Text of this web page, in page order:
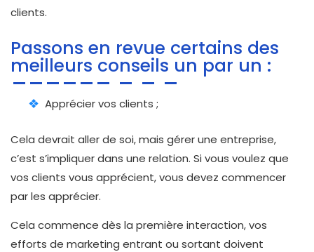
clients.
Passons en revue certains des
meilleurs conseils un par un :
Apprécier vos clients ;
Cela devrait aller de soi, mais gérer une entreprise,
c’est s’impliquer dans une relation. Si vous voulez que
vos clients vous apprécient, vous devez commencer
par les apprécier.
Cela commence dès la première interaction, vos
efforts de marketing entrant ou sortant doivent